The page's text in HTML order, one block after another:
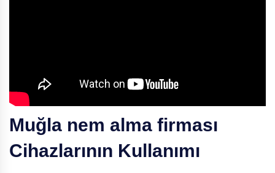
Muğla nem alma firması
Cihazlarının Kullanımı